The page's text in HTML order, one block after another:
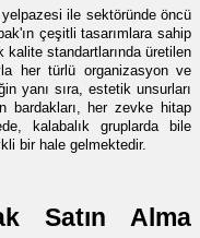
ile sektöründe öncü
çeşitli tasarımlara sahip
kalite standartlarında üretilen
her türlü organizasyon ve
yanı sıra, estetik unsurları
bardakları, her zevke hitap
kalabalık gruplarda bile
bir hale gelmektedir.
Satın Alma